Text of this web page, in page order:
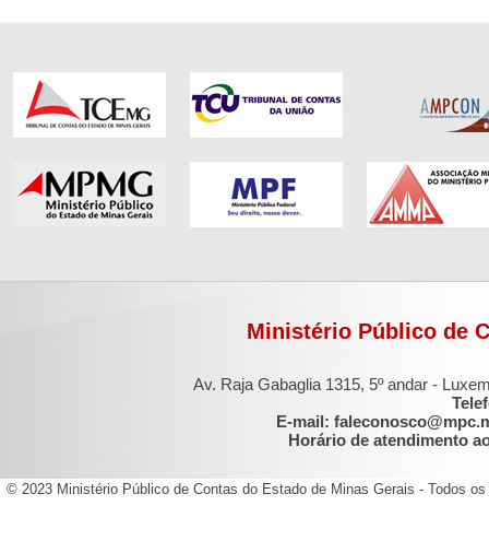
Ministério Público de
Av. Raja Gabaglia 1315, 5º andar -
E-mail:
Horário de atendimento
© 2023 Ministério Público de Contas do Estado de Minas Gerais - Todos